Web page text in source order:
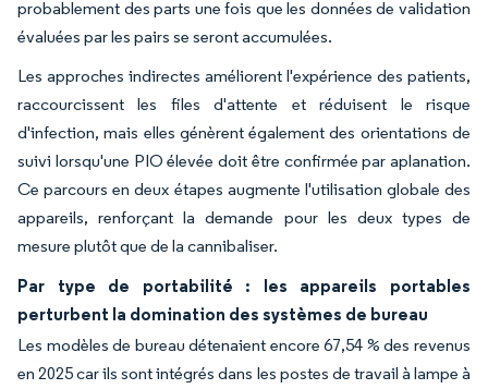
probablement des parts une fois que les données de validation
évaluées par les pairs se seront accumulées.
Les approches indirectes améliorent l'expérience des patients,
raccourcissent les files d'attente et réduisent le risque
d'infection, mais elles génèrent également des orientations de
suivi lorsqu'une PIO élevée doit être confirmée par aplanation.
Ce parcours en deux étapes augmente l'utilisation globale des
appareils, renforçant la demande pour les deux types de
mesure plutôt que de la cannibaliser.
Par type de portabilité : les appareils portables
perturbent la domination des systèmes de bureau
Les modèles de bureau détenaient encore 67,54 % des revenus
en 2025 car ils sont intégrés dans les postes de travail à lampe à